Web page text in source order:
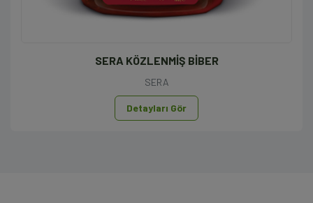
SERA KÖZLENMİŞ BİBER
SERA
Detayları Gör